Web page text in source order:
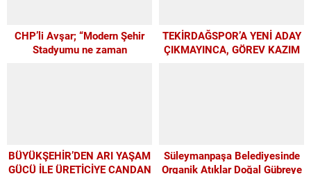
CHP’li Avşar; “Modern Şehir
Stadyumu ne zaman
TEKİRDAĞSPOR’A YENİ ADAY
ÇIKMAYINCA, GÖREV KAZIM
BÜYÜKŞEHİR’DEN ARI YAŞAM
GÜCÜ İLE ÜRETİCİYE CANDAN
Süleymanpaşa Belediyesinde
Organik Atıklar Doğal Gübreye